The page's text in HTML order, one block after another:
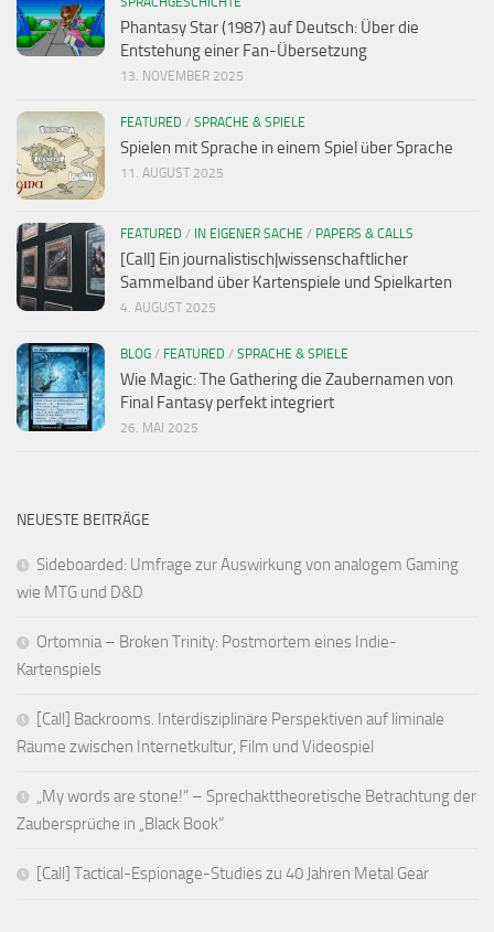
Phantasy Star (1987) auf Deutsch: Über die
Entstehung einer Fan-Übersetzung
13. NOVEMBER 2025
FEATURED / SPRACHE & SPIELE
Spielen mit Sprache in einem Spiel über Sprache
11. AUGUST 2025
FEATURED / IN EIGENER SACHE / PAPERS & CALLS
[Call] Ein journalistisch|wissenschaftlicher
Sammelband über Kartenspiele und Spielkarten
4. AUGUST 2025
BLOG / FEATURED / SPRACHE & SPIELE
Wie Magic: The Gathering die Zaubernamen von
Final Fantasy perfekt integriert
26. MAI 2025
NEUESTE BEITRÄGE
Sideboarded: Umfrage zur Auswirkung von analogem Gaming
wie MTG und D&D
Ortomnia – Broken Trinity: Postmortem eines Indie-
Kartenspiels
[Call] Backrooms. Interdisziplinäre Perspektiven auf liminale
Räume zwischen Internetkultur, Film und Videospiel
„My words are stone!“ – Sprechakttheoretische Betrachtung der
Zaubersprüche in „Black Book“
[Call] Tactical-Espionage-Studies zu 40 Jahren Metal Gear